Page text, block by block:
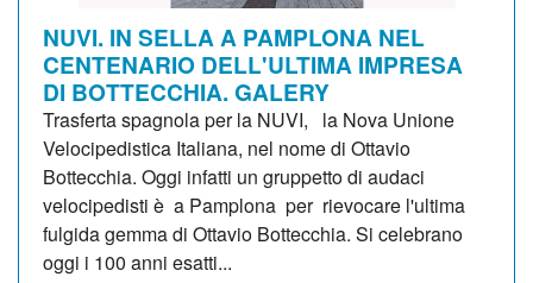
NUVI. IN SELLA A PAMPLONA NEL
CENTENARIO DELL'ULTIMA IMPRESA
DI BOTTECCHIA. GALERY
Trasferta spagnola per la NUVI, la Nova Unione
Velocipedistica Italiana, nel nome di Ottavio
Bottecchia. Oggi infatti un gruppetto di audaci
velocipedisti è a Pamplona per rievocare l'ultima
fulgida gemma di Ottavio Bottecchia. Si celebrano
oggi i 100 anni esatti...